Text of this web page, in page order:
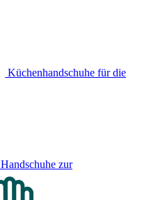
Küchenhandschuhe für die
Handschuhe zur